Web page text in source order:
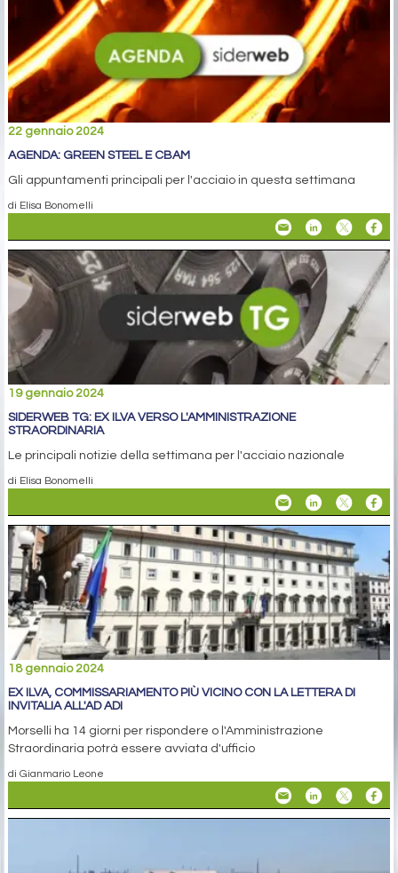
22 gennaio 2024
AGENDA: GREEN STEEL E CBAM
Gli appuntamenti principali per l'acciaio in questa settimana
di Elisa Bonomelli
19 gennaio 2024
SIDERWEB TG: EX ILVA VERSO L'AMMINISTRAZIONE
STRAORDINARIA
Le principali notizie della settimana per l'acciaio nazionale
di Elisa Bonomelli
18 gennaio 2024
EX ILVA, COMMISSARIAMENTO PIÙ VICINO CON LA LETTERA DI
INVITALIA ALL'AD ADI
Morselli ha 14 giorni per rispondere o l'Amministrazione
Straordinaria potrà essere avviata d'ufficio
di Gianmario Leone